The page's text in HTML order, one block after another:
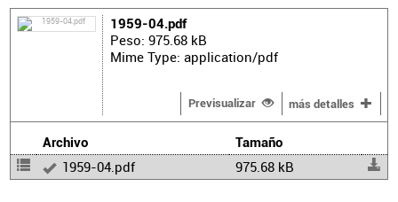
1959-04.pdf
Peso: 975.68 kB
Mime Type: application/pdf
Previsualizar más detalles
Archivo Tamaño
1959-04.pdf 975.68 kB